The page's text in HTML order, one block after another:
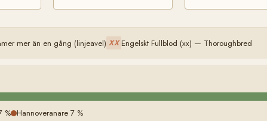
mer än en gång (linjeavel) XX Engelskt Fullblod (xx) — Thoroughbred
% Hannoveranare 7 %